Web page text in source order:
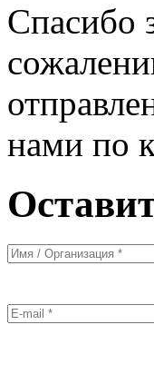
Спасибо
нами по